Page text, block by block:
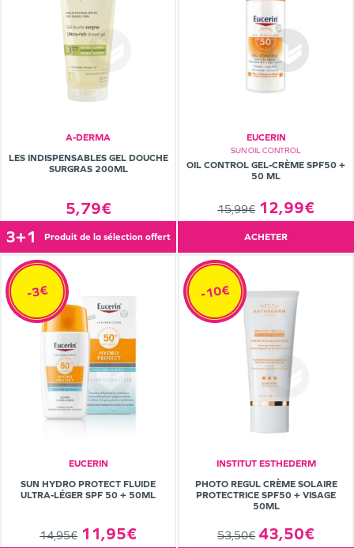
A-DERMA
LES INDISPENSABLES GEL DOUCHE
SURGRAS 200ML
5,79€
3+1 produit de la sélection offert
EUCERIN
SUN OIL CONTROL
OIL CONTROL GEL-CRÈME SPF50 +
50 ML
15,99€ 12,99€
ACHETER
EUCERIN
SUN HYDRO PROTECT FLUIDE
ULTRA-LÉGER SPF 50 + 50ML
14,95€ 11,95€
-3€
INSTITUT ESTHEDERM
PHOTO REGUL CRÈME SOLAIRE
PROTECTRICE SPF50 + VISAGE
50ML
53,50€ 43,50€
-10€